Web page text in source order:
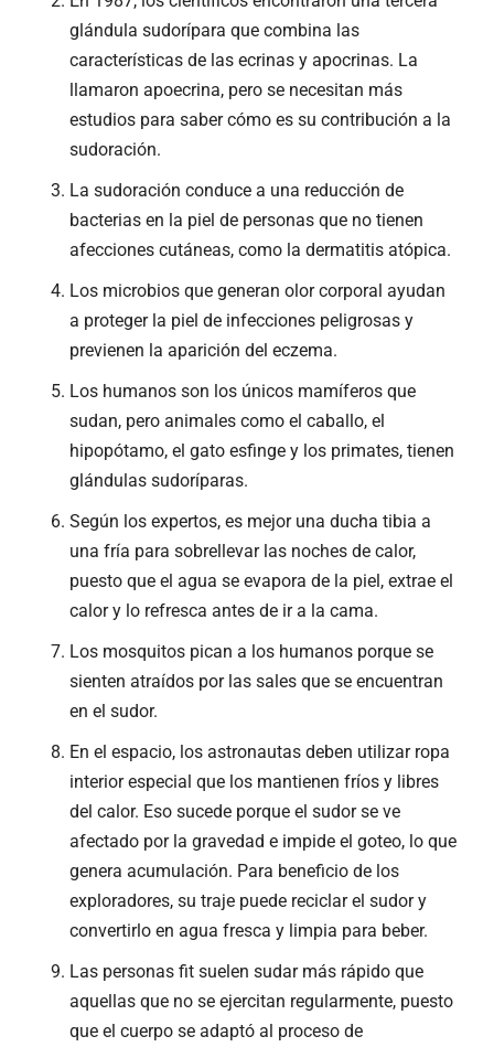
glándula sudorípara que combina las
características de las ecrinas y apocrinas. La
llamaron apoecrina, pero se necesitan más
estudios para saber cómo es su contribución a la
sudoración.
La sudoración conduce a una reducción de
bacterias en la piel de personas que no tienen
afecciones cutáneas, como la dermatitis atópica.
Los microbios que generan olor corporal ayudan
a proteger la piel de infecciones peligrosas y
previenen la aparición del eczema.
Los humanos son los únicos mamíferos que
sudan, pero animales como el caballo, el
hipopótamo, el gato esfinge y los primates, tienen
glándulas sudoríparas.
Según los expertos, es mejor una ducha tibia a
una fría para sobrellevar las noches de calor,
puesto que el agua se evapora de la piel, extrae el
calor y lo refresca antes de ir a la cama.
Los mosquitos pican a los humanos porque se
sienten atraídos por las sales que se encuentran
en el sudor.
En el espacio, los astronautas deben utilizar ropa
interior especial que los mantienen fríos y libres
del calor. Eso sucede porque el sudor se ve
afectado por la gravedad e impide el goteo, lo que
genera acumulación. Para beneficio de los
exploradores, su traje puede reciclar el sudor y
convertirlo en agua fresca y limpia para beber.
Las personas fit suelen sudar más rápido que
aquellas que no se ejercitan regularmente, puesto
que el cuerpo se adaptó al proceso de